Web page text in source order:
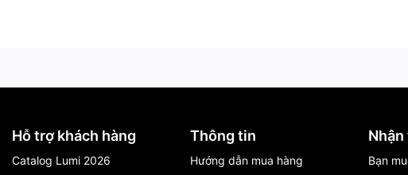
Hỗ trợ khách hàng
Catalog Lumi 2026
Thông tin
Hướng dẫn mua hàng
Bạn